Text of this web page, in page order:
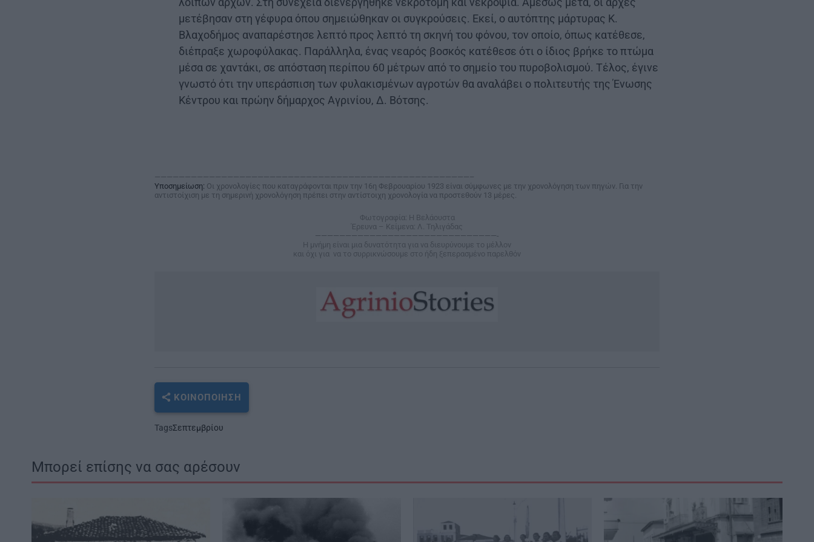
μετέβησαν στη γέφυρα όπου σημειώθηκαν οι συγκρούσεις. Εκεί, ο αυτόπτης μάρτυρας Κ.
Βλαχοδήμος αναπαρέστησε λεπτό προς λεπτό τη σκηνή του φόνου, τον οποίο, όπως κατέθεσε,
διέπραξε χωροφύλακας. Παράλληλα, ένας νεαρός βοσκός κατέθεσε ότι ο ίδιος βρήκε το πτώμα
μέσα σε χαντάκι, σε απόσταση περίπου 60 μέτρων από το σημείο του πυροβολισμού. Τέλος, έγινε
γνωστό ότι την υπεράσπιση των φυλακισμένων αγροτών θα αναλάβει ο πολιτευτής της Ένωσης
Κέντρου και πρώην δήμαρχος Αγρινίου, Δ. Βότσης.
————————————————————————————————————————————————————–
Υποσημείωση: Οι χρονολογίες που καταγράφονται πριν την 16η Φεβρουαρίου 1923 είναι σύμφωνες με την χρονολόγηση των πηγών. Για την
αντιστοίχιση με τη σημερινή χρονολόγηση πρέπει στην αντίστοιχη χρονολογία να προστεθούν 13 μέρες.
Φωτογραφία: Η Βελάουστα
Έρευνα – Κείμενα: Λ. Τηλιγάδας
——————————————————————————————-
Η μνήμη είναι μια δυνατότητα για να διευρύνουμε το μέλλον
και όχι για να το συρρικνώσουμε στο ήδη ξεπερασμένο παρελθόν
ΚΟΙΝΟΠΟΊΗΣΗ
TagsΣεπτεμβρίου
Μπορεί επίσης να σας αρέσουν